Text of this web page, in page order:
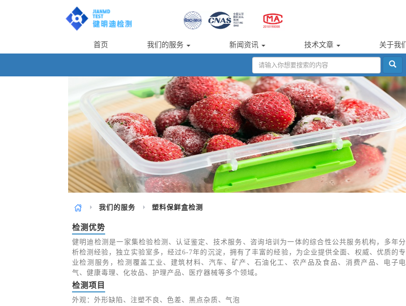
首页 我们的服务 新闻资讯 技术文章 关于我们
我们的服务 塑料保鲜盒检测
检测优势
健明迪检测是一家集检验检测、认证鉴定、技术服务、咨询培训为一体的综合性公共服务机构，多年分
析检测经验，独立实验室多，经过6-7年的沉淀，拥有了丰富的经验，为企业提供全面、权威、优质的专
业检测服务，检测覆盖工业、建筑材料、汽车、矿产、石油化工、农产品及食品、消费产品、电子电
气、健康毒理、化妆品、护理产品、医疗器械等多个领域。
检测项目
外观：外形缺陷、注塑不良、色差、黑点杂质、气泡